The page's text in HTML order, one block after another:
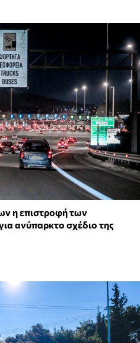
η επιστροφή των
ανύπαρκτο σχέδιο της